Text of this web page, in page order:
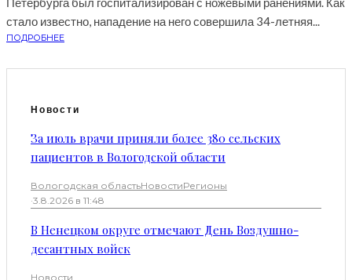
стало известно, нападение на него совершила 34-летняя...
ПОДРОБНЕЕ
Новости
За июль врачи приняли более 380 сельских
пациентов в Вологодской области
Вологодская областьНовостиРегионы
·3.8.2026 в 11:48
В Ненецком округе отмечают День Воздушно-
десантных войск
Новости